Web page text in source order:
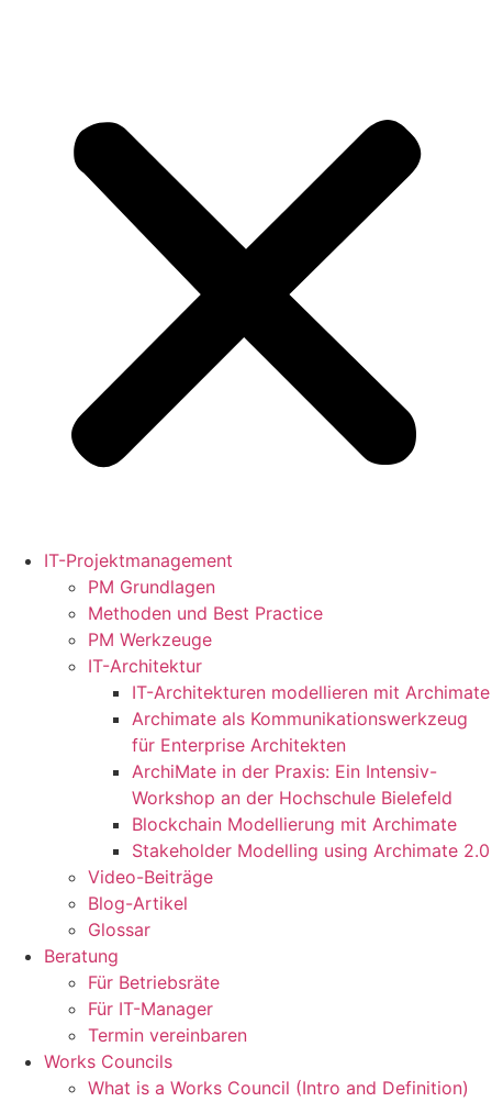
IT-Projektmanagement
PM Grundlagen
Methoden und Best Practice
PM Werkzeuge
IT-Architektur
IT-Architekturen modellieren mit Archimate
Archimate als Kommunikationswerkzeug
für Enterprise Architekten
ArchiMate in der Praxis: Ein Intensiv-
Workshop an der Hochschule Bielefeld
Blockchain Modellierung mit Archimate
Stakeholder Modelling using Archimate 2.0
Video-Beiträge
Blog-Artikel
Glossar
Beratung
Für Betriebsräte
Für IT-Manager
Termin vereinbaren
Works Councils
What is a Works Council (Intro and Definition)